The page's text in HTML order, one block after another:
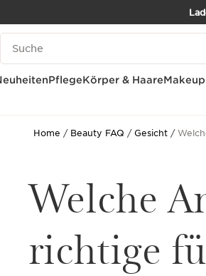
WEITER ZUM INHALT
Such-Historie
PflegeKörper & HaareMakeup
Home Beauty FAQ Gesicht
Welche
richtige